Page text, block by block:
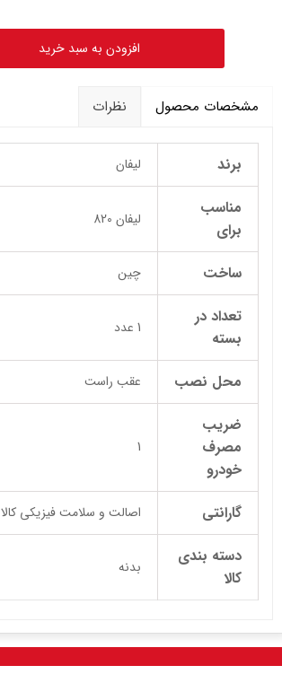
افزودن به سبد خرید
مشخصات محصول نظرات
برند لیفان
مناسب
برای
لیفان 820
ساخت چین
تعداد در
بسته
1 عدد
محل نصب عقب راست
ضریب
مصرف
خودرو
1
گارانتی اصالت و سلامت فیزیکی کالا
دسته بندی
کالا
بدنه